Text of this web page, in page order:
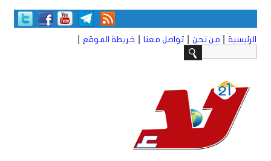
الرئيسية من نحن تواصل معنا خريطة الموقع